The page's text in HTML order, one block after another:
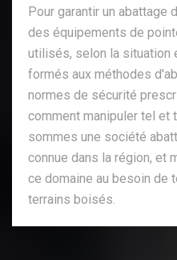
Pour garantir un abattage
des équipements de
utilisés, selon la situation
formés aux méthodes
normes de sécurité
comment manipuler tel et
sommes une société
connue dans la région, et
ce domaine au besoin de
terrains boisés.